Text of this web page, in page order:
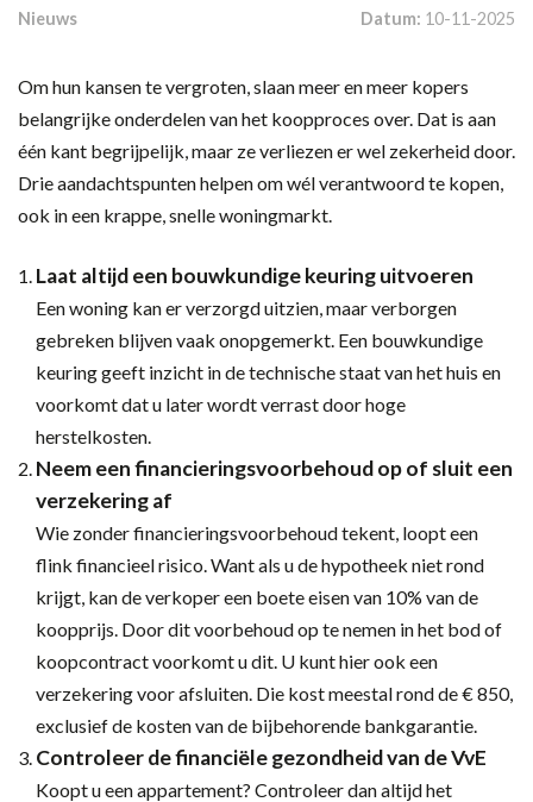
Nieuws Datum: 10-11-2025
Om hun kansen te vergroten, slaan meer en meer kopers
belangrijke onderdelen van het koopproces over. Dat is aan
één kant begrijpelijk, maar ze verliezen er wel zekerheid door.
Drie aandachtspunten helpen om wél verantwoord te kopen,
ook in een krappe, snelle woningmarkt.
Laat altijd een bouwkundige keuring uitvoeren
Een woning kan er verzorgd uitzien, maar verborgen
gebreken blijven vaak onopgemerkt. Een bouwkundige
keuring geeft inzicht in de technische staat van het huis en
voorkomt dat u later wordt verrast door hoge
herstelkosten.
Neem een financieringsvoorbehoud op of sluit een
verzekering af
Wie zonder financieringsvoorbehoud tekent, loopt een
flink financieel risico. Want als u de hypotheek niet rond
krijgt, kan de verkoper een boete eisen van 10% van de
koopprijs. Door dit voorbehoud op te nemen in het bod of
koopcontract voorkomt u dit. U kunt hier ook een
verzekering voor afsluiten. Die kost meestal rond de € 850,
exclusief de kosten van de bijbehorende bankgarantie.
Controleer de financiële gezondheid van de VvE
Koopt u een appartement? Controleer dan altijd het